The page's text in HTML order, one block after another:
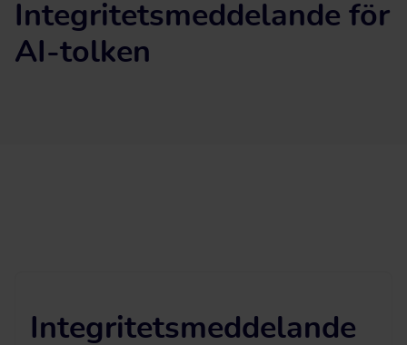
Integritetsmeddelande för
AI-tolken
Integritetsmeddelande